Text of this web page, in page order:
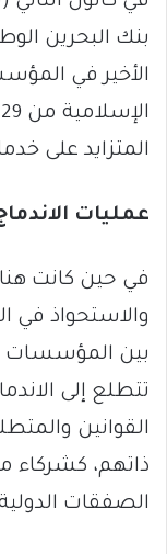
بنك البحرين
الأخير في
المتزايد على
عمليات
في حين كانت
والاستحواذ في
بين المؤسسات
تتطلع إلى
القوانين
ذاتهم، كشركاء
الصفقات